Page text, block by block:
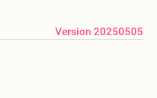
Version 20250505